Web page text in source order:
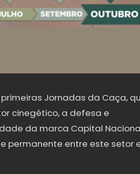
Jornadas da Caça,
cinegético, a defesa e
da marca Capital
permanente entre este setor